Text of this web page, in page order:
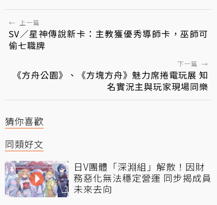
← 上一篇
SV／星神傳說新卡：主教獲優秀導師卡，巫師可
偷七職牌
下一篇 →
《方舟公園》、《方塊方舟》魅力席捲電玩展 知
名實況主與玩家現場同樂
猜你喜歡
同類好文
日V團體「深淵組」解散！因財
務惡化無法穩定營運 同步揭成員
未來去向